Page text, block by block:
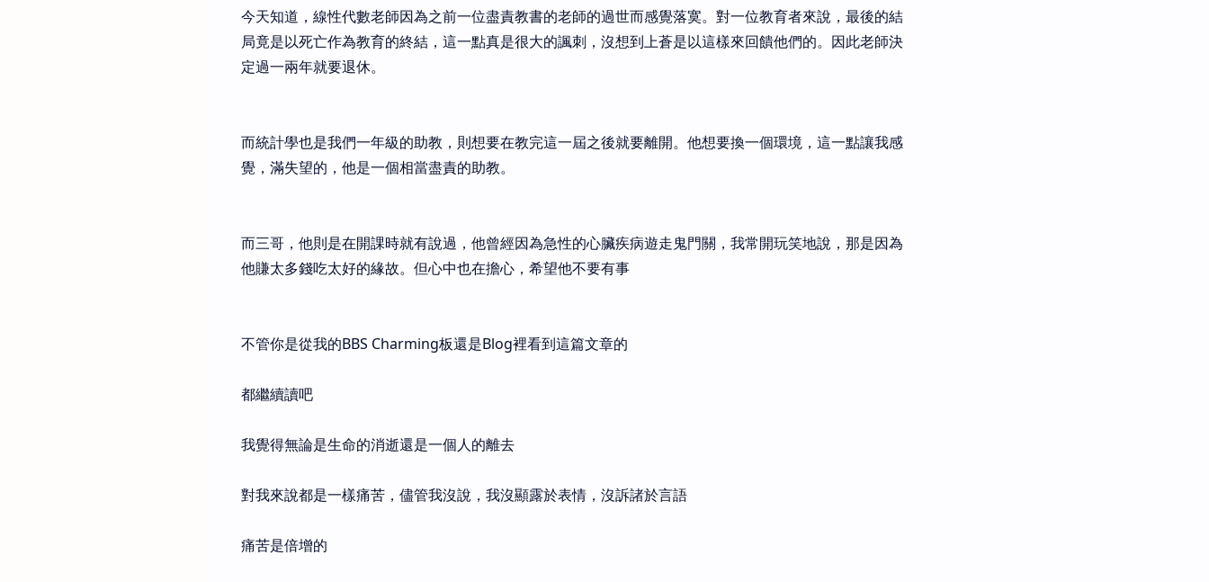
今天知道，線性代數老師因為之前一位盡責教書的老師的過世而感覺落寞。對一位教育者來說，最後的結
局竟是以死亡作為教育的終結，這一點真是很大的諷刺，沒想到上蒼是以這樣來回饋他們的。因此老師決
定過一兩年就要退休。
而統計學也是我們一年級的助教，則想要在教完這一屆之後就要離開。他想要換一個環境，這一點讓我感
覺，滿失望的，他是一個相當盡責的助教。
而三哥，他則是在開課時就有說過，他曾經因為急性的心臟疾病遊走鬼門關，我常開玩笑地說，那是因為
他賺太多錢吃太好的緣故。但心中也在擔心，希望他不要有事
不管你是從我的BBS Charming板還是Blog裡看到這篇文章的
都繼續讀吧
我覺得無論是生命的消逝還是一個人的離去
對我來說都是一樣痛苦，儘管我沒說，我沒顯露於表情，沒訴諸於言語
痛苦是倍增的